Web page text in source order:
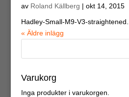
av Roland Källberg | okt 14, 2015
Hadley-Small-M9-V3-straightened...
« Äldre inlägg
Varukorg
Inga produkter i varukorgen.